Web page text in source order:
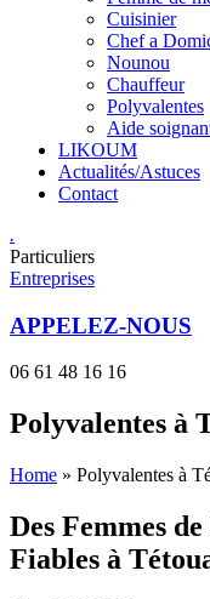
Cuisinier
Chef a
Nounou
Chauffeur
Polyvalentes
Aide
LIKOUM
Actualités/Astuces
Contact
.
Particuliers
Entreprises
APPELEZ-NOUS
06 61 48 16 16
Polyvalentes à
Home » Polyvalentes à
Des Femmes
Fiables à